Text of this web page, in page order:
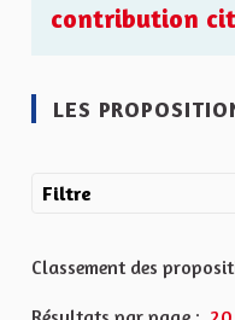
contribution
LES
Filtre
Classement des